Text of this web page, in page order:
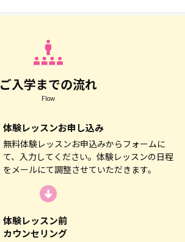
ご入学までの流れ
Flow
体験レッスンお申し込み
無料体験レッスンお申込みからフォームに
て、入力してください。体験レッスンの日程
をメールにて調整させていただきます。
体験レッスン前
カウンセリング